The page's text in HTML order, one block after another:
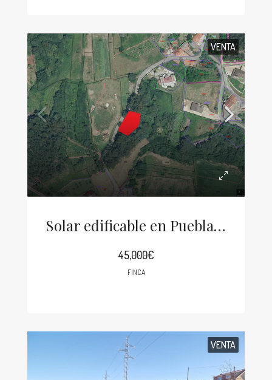
VENTA
Solar edificable en Puebla del Caramiñal
45,000€
FINCA
VENTA